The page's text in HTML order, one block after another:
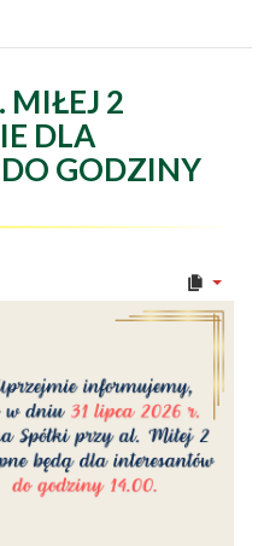
MIŁEJ 2
DLA
GODZINY